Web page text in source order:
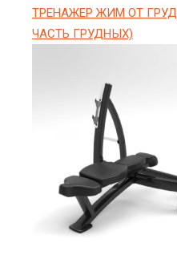
ТРЕНАЖЕР ЖИМ ОТ
ЧАСТЬ ГРУДНЫХ)